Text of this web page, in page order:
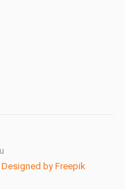
Designed by Freepik